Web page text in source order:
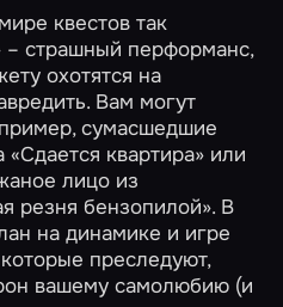
квестов так
– страшный перформанс,
охотятся на
Вам могут
сумасшедшие
«Сдается квартира» или
лицо из
резня бензопилой». В
на динамике и игре
преследуют,
вашему самолюбию (и